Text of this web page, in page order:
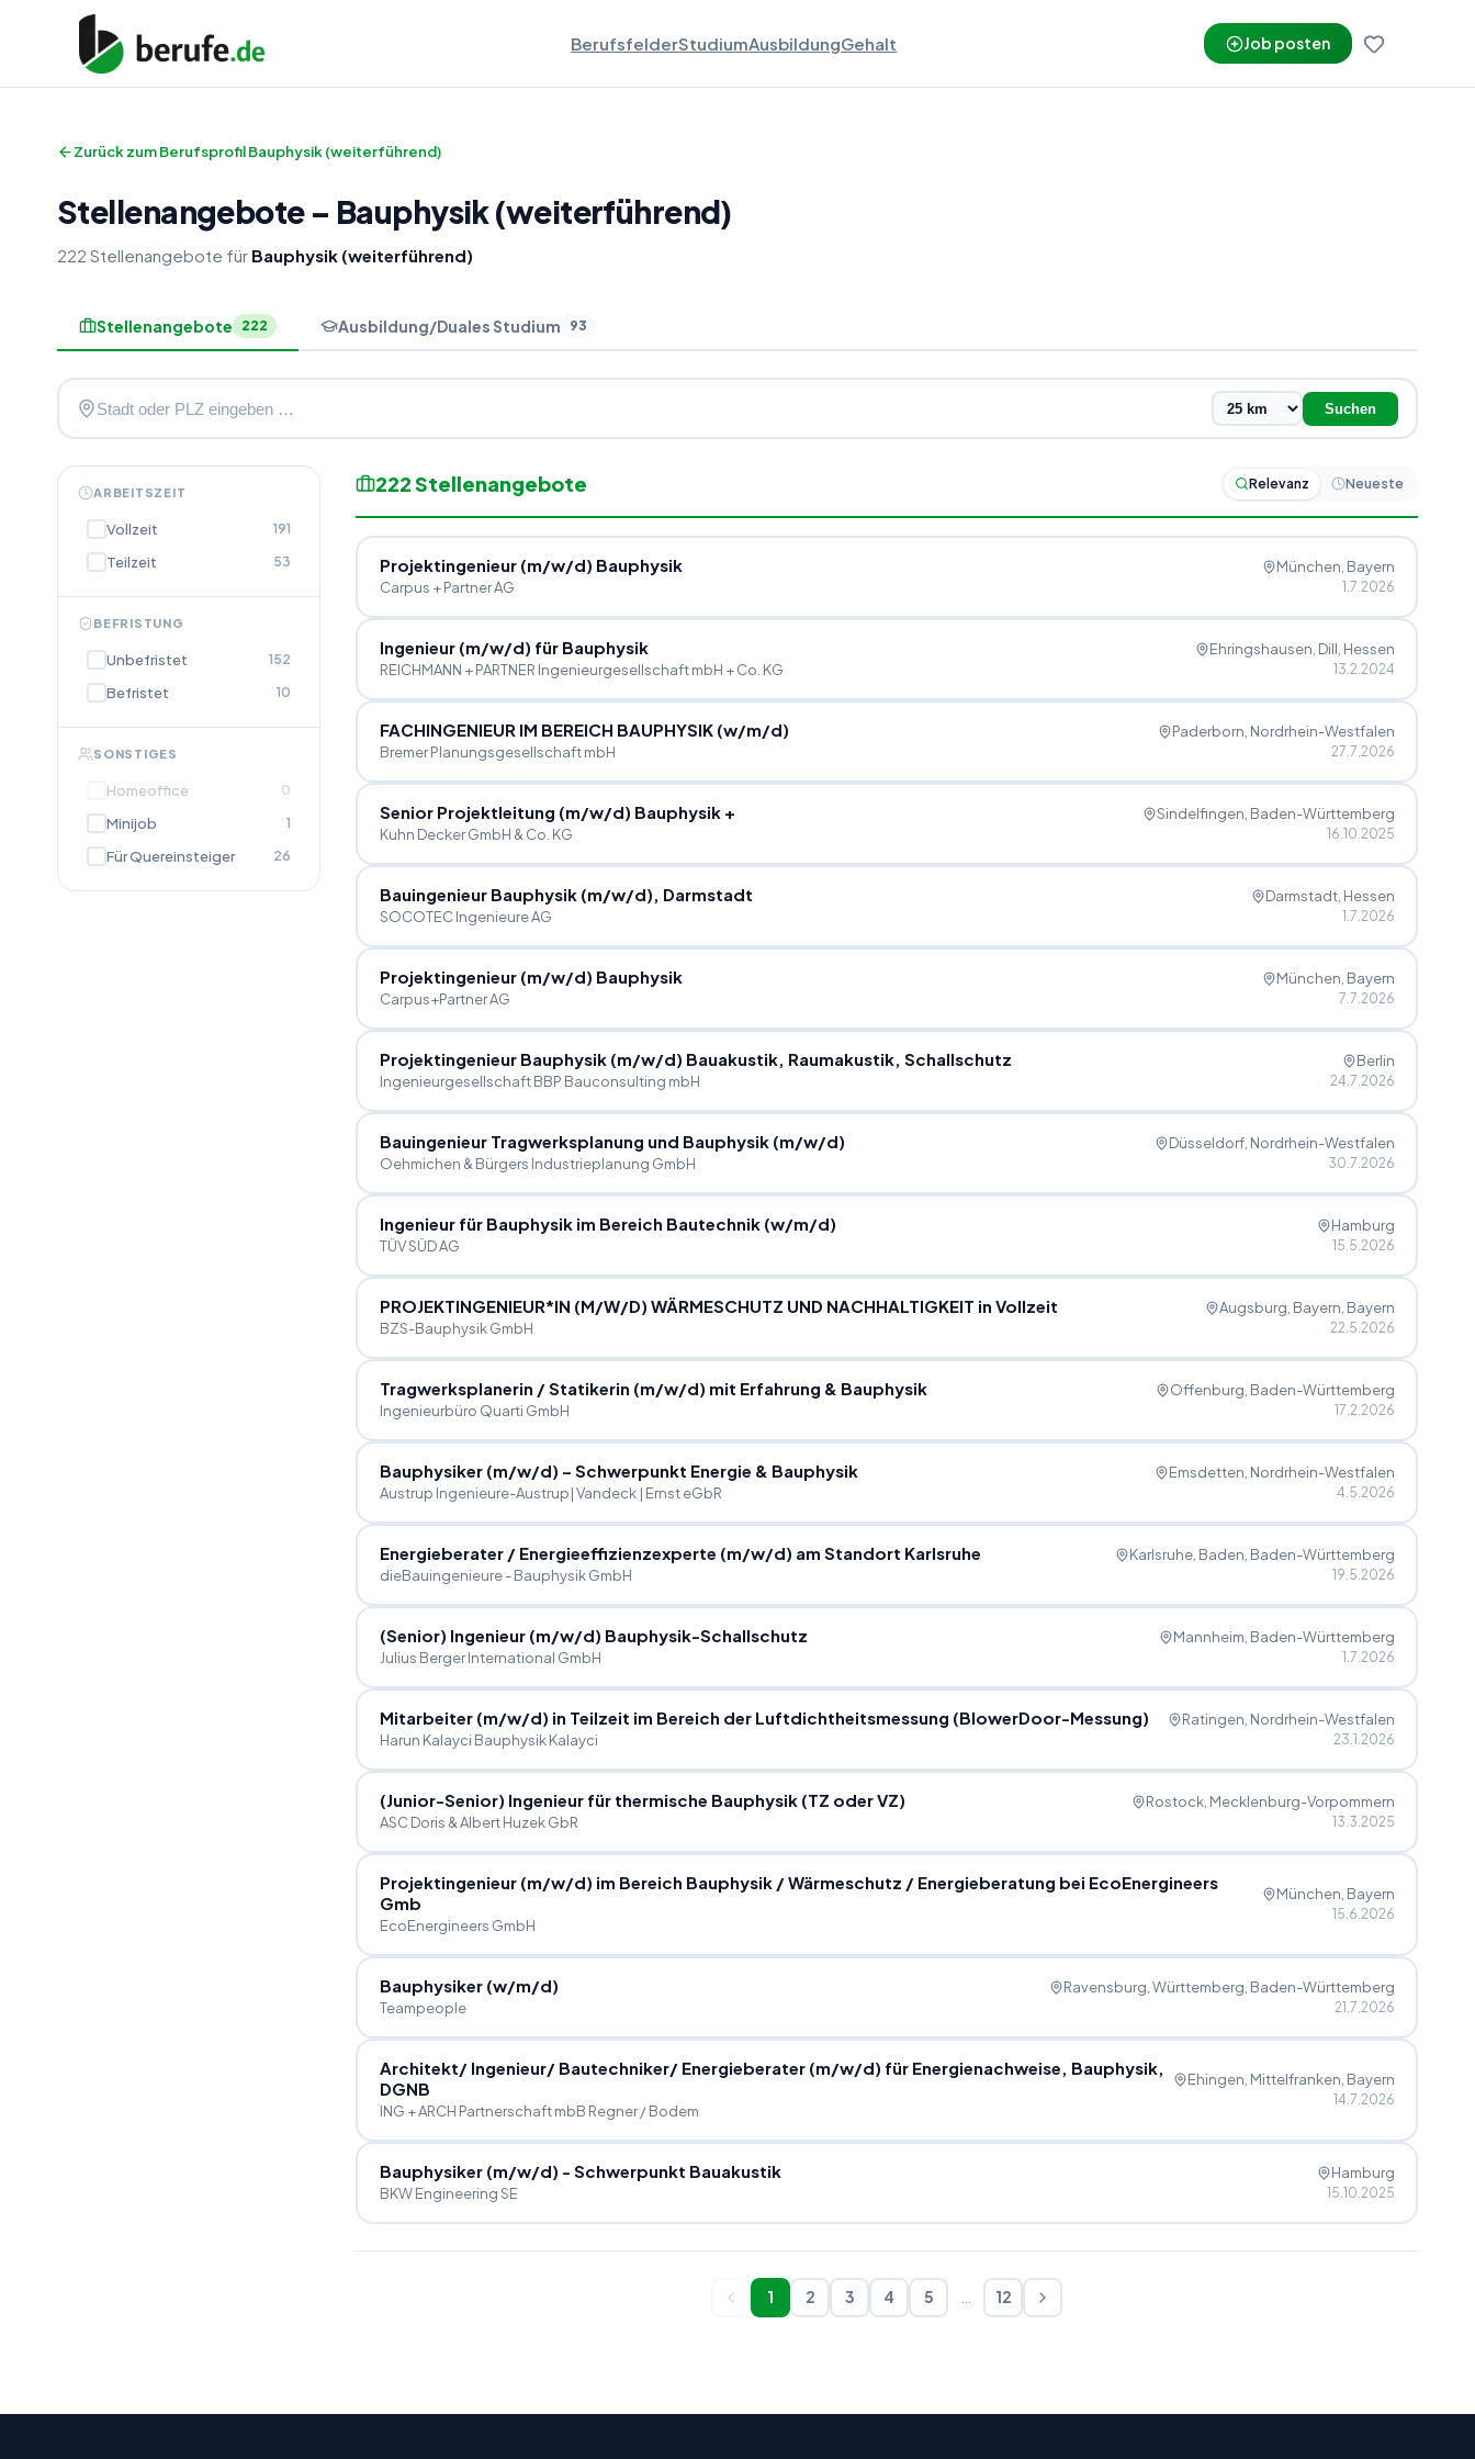
BerufsfelderStudiumAusbildungGehalt Job posten
Zurück zum BerufsprofilBauphysik (weiterführend)
Stellenangebote– Bauphysik (weiterführend)
222 Stellenangebote für Bauphysik (weiterführend)
Stellenangebote 222 Ausbildung/Duales Studium 93
Suchen
ARBEITSZEIT
Vollzeit 191
Teilzeit 53
BEFRISTUNG
Unbefristet 152
Befristet 10
SONSTIGES
Homeoffice 0
Minijob 1
Für Quereinsteiger 26
222Stellenangebote Relevanz Neueste
Projektingenieur (m/w/d) Bauphysik
Carpus + Partner AG
München , Bayern
1.7.2026
Ingenieur (m/w/d) für Bauphysik
REICHMANN + PARTNER Ingenieurgesellschaft mbH + Co. KG
Ehringshausen, Dill , Hessen
13.2.2024
FACHINGENIEUR IM BEREICH BAUPHYSIK (w/m/d)
Bremer Planungsgesellschaft mbH
Paderborn , Nordrhein-Westfalen
27.7.2026
Senior Projektleitung (m/w/d) Bauphysik +
Kuhn Decker GmbH & Co. KG
Sindelfingen , Baden-Württemberg
16.10.2025
Bauingenieur Bauphysik (m/w/d), Darmstadt
SOCOTEC Ingenieure AG
Darmstadt, Hessen
1.7.2026
Projektingenieur (m/w/d) Bauphysik
Carpus+Partner AG
München , Bayern
7.7.2026
Projektingenieur Bauphysik (m/w/d) Bauakustik, Raumakustik, Schallschutz
Ingenieurgesellschaft BBP Bauconsulting mbH
Berlin
24.7.2026
Bauingenieur Tragwerksplanung und Bauphysik (m/w/d)
Oehmichen & Bürgers Industrieplanung GmbH
Düsseldorf, Nordrhein-Westfalen
30.7.2026
Ingenieur für Bauphysik im Bereich Bautechnik (w/m/d)
TÜV SÜD AG
Hamburg
15.5.2026
PROJEKTINGENIEUR*IN (M/W/D) WÄRMESCHUTZ UND NACHHALTIGKEIT in Vollzeit
BZS-Bauphysik GmbH
Augsburg, Bayern , Bayern
22.5.2026
Tragwerksplanerin /Statikerin (m/w/d) mit Erfahrung & Bauphysik
Ingenieurbüro Quarti GmbH
Offenburg , Baden-Württemberg
17.2.2026
Bauphysiker (m/w/d) – Schwerpunkt Energie & Bauphysik
Austrup Ingenieure-Austrup| Vandeck | Ernst eGbR
Emsdetten , Nordrhein-Westfalen
4.5.2026
Energieberater /Energieeffizienzexperte (m/w/d) am Standort Karlsruhe
dieBauingenieure - Bauphysik GmbH
Karlsruhe, Baden , Baden-Württemberg
19.5.2026
(Senior) Ingenieur (m/w/d) Bauphysik-Schallschutz
Julius Berger International GmbH
Mannheim , Baden-Württemberg
1.7.2026
Mitarbeiter (m/w/d) in Teilzeit im Bereich der Luftdichtheitsmessung (BlowerDoor-Messung)
Harun Kalayci Bauphysik Kalayci
Ratingen , Nordrhein-Westfalen
23.1.2026
(Junior-Senior) Ingenieur für thermische Bauphysik (TZ oder VZ)
ASC Doris & Albert Huzek GbR
Rostock, Mecklenburg-Vorpommern
13.3.2025
Projektingenieur (m/w/d) im Bereich Bauphysik /Wärmeschutz /Energieberatung bei EcoEnergineers
Gmb
EcoEnergineers GmbH
München , Bayern
15.6.2026
Bauphysiker (w/m/d)
Teampeople
Ravensburg, Württemberg , Baden-Württemberg
21.7.2026
Architekt/Ingenieur/Bautechniker/Energieberater (m/w/d) für Energienachweise, Bauphysik,
DGNB
ING + ARCH Partnerschaft mbB Regner / Bodem
Ehingen, Mittelfranken , Bayern
14.7.2026
Bauphysiker (m/w/d) - Schwerpunkt Bauakustik
BKW Engineering SE
Hamburg
15.10.2025
1 2 3 4 5 12